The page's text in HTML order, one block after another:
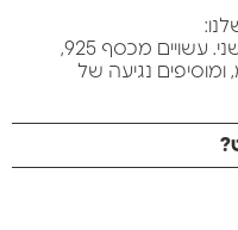
עשויים מכסף 925,
בקוטר של כ-2 ס"מ, ומוסיפים נגיעה של
עניין וסטייל.
להרגיש אותם.